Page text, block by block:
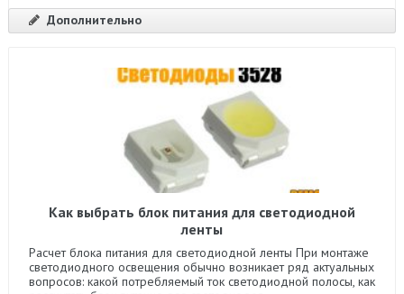
Дополнительно
Как выбрать блок питания для светодиодной
ленты
Расчет блока питания для светодиодной ленты При монтаже
светодиодного освещения обычно возникает ряд актуальных
вопросов: какой потребляемый ток светодиодной полосы, как